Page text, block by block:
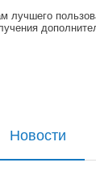
Новости